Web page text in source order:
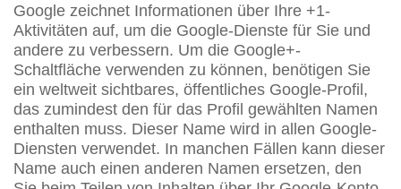
Google zeichnet Informationen über Ihre +1-
Aktivitäten auf, um die Google-Dienste für Sie und
andere zu verbessern. Um die Google+-
Schaltfläche verwenden zu können, benötigen Sie
ein weltweit sichtbares, öffentliches Google-Profil,
das zumindest den für das Profil gewählten Namen
enthalten muss. Dieser Name wird in allen Google-
Diensten verwendet. In manchen Fällen kann dieser
Name auch einen anderen Namen ersetzen, den